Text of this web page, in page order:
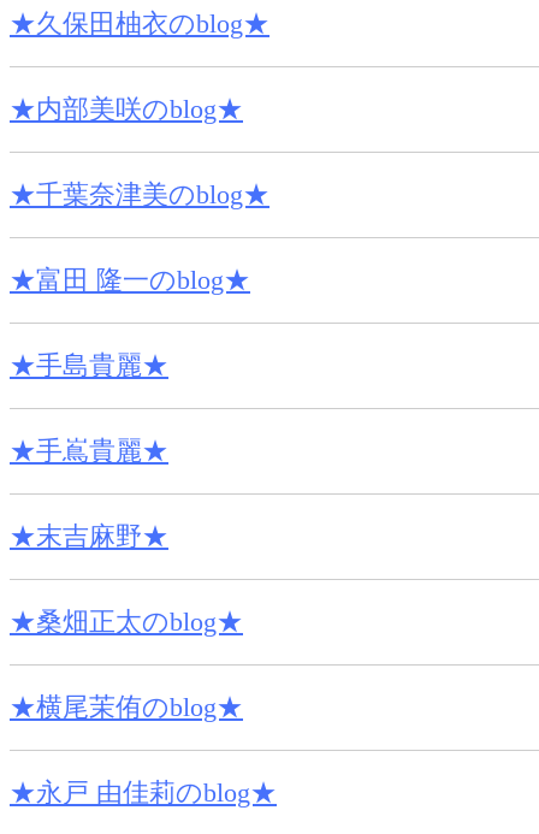
★久保田柚衣のblog★
★内部美咲のblog★
★千葉奈津美のblog★
★富田 隆一のblog★
★手島貴麗★
★手嶌貴麗★
★末吉麻野★
★桑畑正太のblog★
★横尾茉侑のblog★
★永戸 由佳莉のblog★